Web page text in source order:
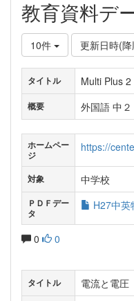
教育資料デ
10件 更新日時(降
タイトル Multi Plus 2
概要 外国語 中
ホームペー
ジ
https://
対象 中学校
ＰＤＦデー
タ
H27中
0 0
タイトル 電流と電圧